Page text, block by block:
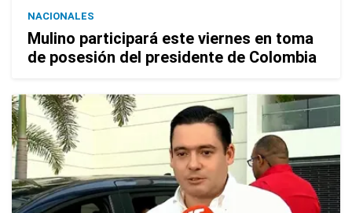
NACIONALES
Mulino participará este viernes en toma
de posesión del presidente de Colombia